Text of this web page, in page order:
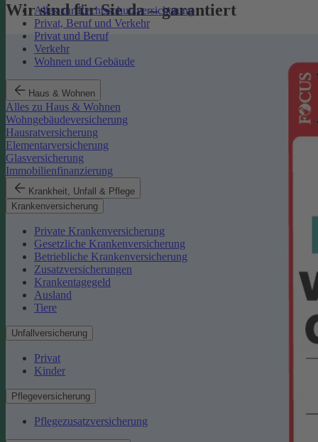
Alles zur Rechtsschutzversicherung
Privat, Beruf und Verkehr
Privat und Beruf
Verkehr
Wohnen und Gebäude
Haus & Wohnen
Alles zu Haus & Wohnen
Wohngebäudeversicherung
Hausratversicherung
Elementarversicherung
Glasversicherung
Immobilienfinanzierung
Krankheit, Unfall & Pflege
Krankenversicherung
Private Krankenversicherung
Gesetzliche Krankenversicherung
Betriebliche Krankenversicherung
Zusatzversicherungen
Krankentagegeld
Ausland
Tiere
Unfallversicherung
Privat
Kinder
Pflegeversicherung
Pflegezusatzversicherung
Wir sind für Sie da – garantiert